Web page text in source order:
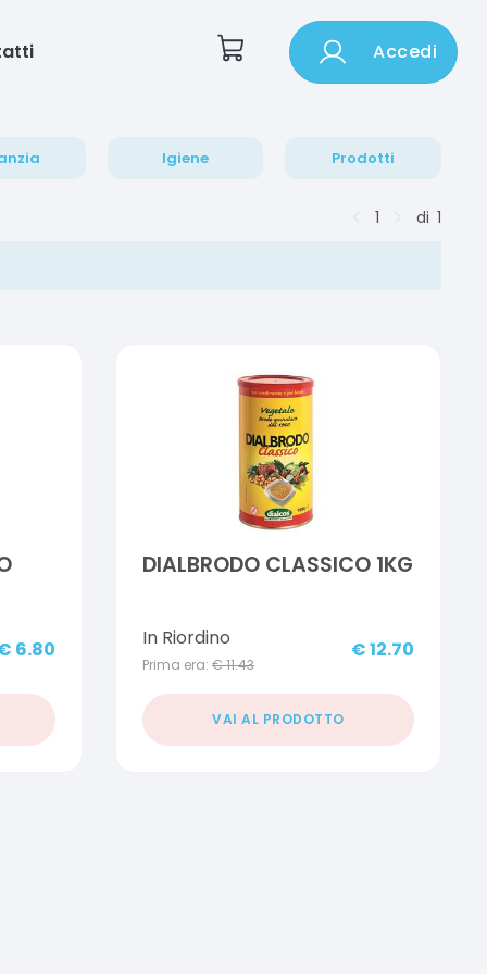
Accedi
Igiene Prodotti
1 di 1
6.80
DIALBRODO CLASSICO 1KG
In Riordino
Prima era: €11.43
€12.70
VAI AL PRODOTTO